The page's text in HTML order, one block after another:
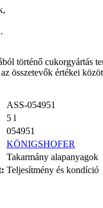
történő cukorgyártás
összetevők értékei
ASS-054951
5 l
054951
KÖNIGSHOFER
Takarmány alapanyagok
Teljesítmény és kondíció